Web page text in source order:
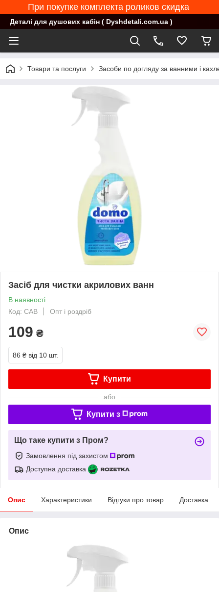
При покупке комплекта роликов скидка
Деталі для душових кабін ( Dyshdetali.com.ua )
Товари та послуги Засоби по догляду за ванними і
Засіб для чистки акрилових ванн
В наявності
Код: САВ
Опт і роздріб
109 ₴
86 ₴ від 10 шт.
Купити
або
Купити з
Що таке купити з Пром?
Замовлення під захистом
Доступна доставка
Опис Характеристики Відгуки про товар Доставка
Опис